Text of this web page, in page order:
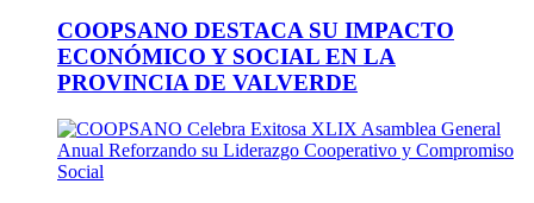
COOPSANO DESTACA SU IMPACTO
ECONÓMICO Y SOCIAL EN LA
PROVINCIA DE VALVERDE